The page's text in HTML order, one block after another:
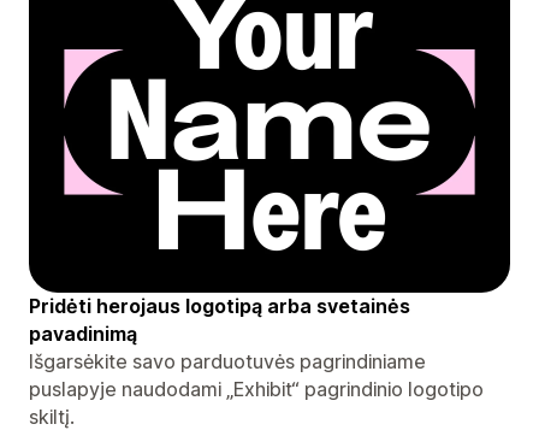
Pridėti herojaus logotipą arba svetainės
pavadinimą
Išgarsėkite savo parduotuvės pagrindiniame
puslapyje naudodami „Exhibit“ pagrindinio logotipo
skiltį.